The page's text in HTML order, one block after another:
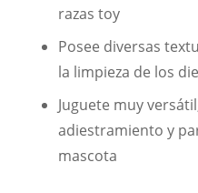
razas toy
Posee diversas
la limpieza de los
Juguete muy
adiestramiento y
mascota